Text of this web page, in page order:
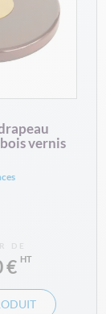
vernis
DE
€